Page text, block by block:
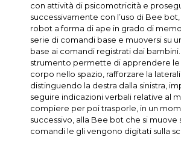
con attività di psicomotricità e
successivamente con l’uso di Bee
robot a forma di ape in grado di
serie di comandi base e muoversi su
base ai comandi registrati dai
strumento permette di apprendere le
corpo nello spazio, rafforzare la
distinguendo la destra dalla sinistra,
seguire indicazioni verbali relative al
compiere per poi trasporle, in un
successivo, alla Bee bot che si muove
comandi le gli vengono digitati sulla